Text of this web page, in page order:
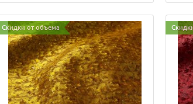
Скидки от объема